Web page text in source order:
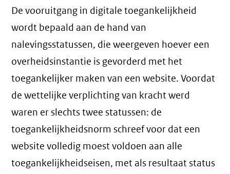
De vooruitgang in digitale toegankelijkheid
wordt bepaald aan de hand van
nalevingsstatussen, die weergeven hoever een
overheidsinstantie is gevorderd met het
toegankelijker maken van een website. Voordat
de wettelijke verplichting van kracht werd
waren er slechts twee statussen: de
toegankelijkheidsnorm schreef voor dat een
website volledig moest voldoen aan alle
toegankelijkheidseisen, met als resultaat status